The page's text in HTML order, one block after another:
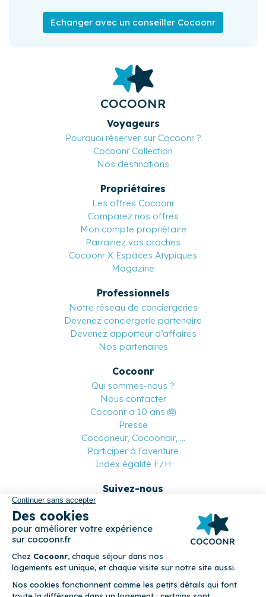
Echanger avec un conseiller Cocoonr
COCOONR
Voyageurs
Pourquoi réserver sur Cocoonr ?
Cocoonr Collection
Nos destinations
Propriétaires
Les offres Cocoonr
Comparez nos offres
Mon compte propriétaire
Parrainez vos proches
Cocoonr X Espaces Atypiques
Magazine
Professionnels
Notre réseau de conciergeries
Devenez conciergerie partenaire
Devenez apporteur d’affaires
Nos partenaires
Cocoonr
Qui sommes-nous ?
Nous contacter
Cocoonr a 10 ans 🎂
Presse
Cocooneur, Cocoonair, ...
Participer à l'aventure
Index égalité F/H
Suivez-nous